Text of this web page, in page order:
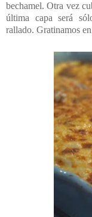
bechamel. Otra vez
última capa será
rallado. Gratinamos